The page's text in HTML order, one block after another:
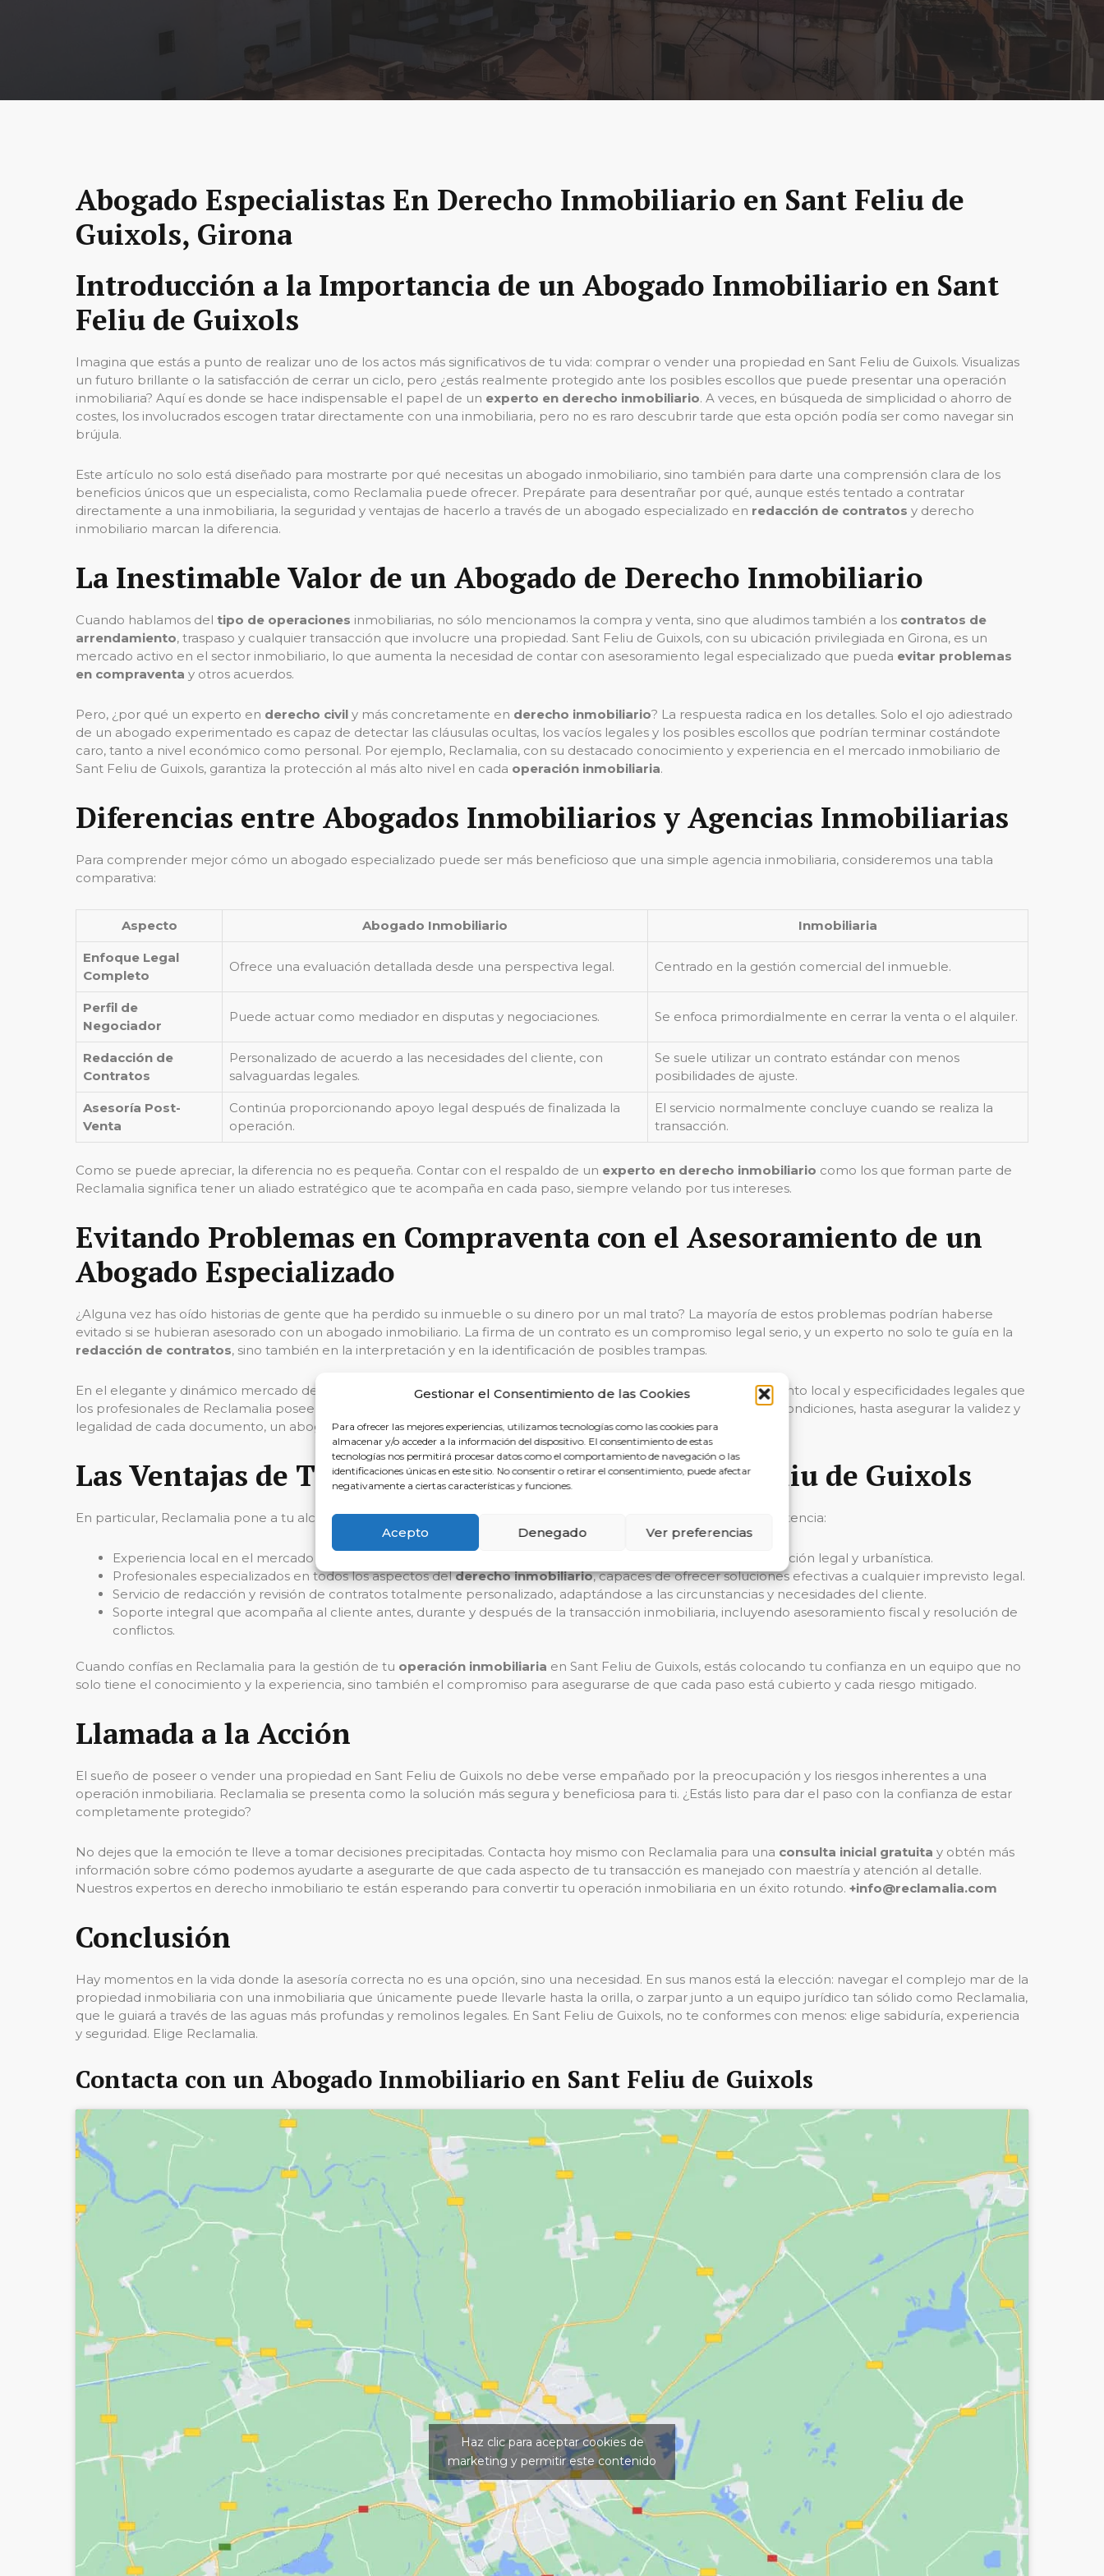
Gestionar el Consentimiento de las Cookies
Para ofrecer las mejores experiencias, utilizamos tecnologías como las cookies para
almacenar y/o acceder a la información del dispositivo. El consentimiento de estas
tecnologías nos permitirá procesar datos como el comportamiento de navegación o las
identificaciones únicas en este sitio. No consentir o retirar el consentimiento, puede afectar
negativamente a ciertas características y funciones.
Acepto Denegado Ver preferencias
Abogado Especialistas En Derecho Inmobiliario en Sant Feliu de
Guixols, Girona
Introducción a la Importancia de un Abogado Inmobiliario en Sant
Feliu de Guixols
Imagina que estás a punto de realizar uno de los actos más significativos de tu vida: comprar o vender una propiedad en Sant Feliu de Guixols. Visualizas
un futuro brillante o la satisfacción de cerrar un ciclo, pero ¿estás realmente protegido ante los posibles escollos que puede presentar una operación
inmobiliaria? Aquí es donde se hace indispensable el papel de un experto en derecho inmobiliario. A veces, en búsqueda de simplicidad o ahorro de
costes, los involucrados escogen tratar directamente con una inmobiliaria, pero no es raro descubrir tarde que esta opción podía ser como navegar sin
brújula.
Este artículo no solo está diseñado para mostrarte por qué necesitas un abogado inmobiliario, sino también para darte una comprensión clara de los
beneficios únicos que un especialista, como Reclamalia puede ofrecer. Prepárate para desentrañar por qué, aunque estés tentado a contratar
directamente a una inmobiliaria, la seguridad y ventajas de hacerlo a través de un abogado especializado en redacción de contratos y derecho
inmobiliario marcan la diferencia.
La Inestimable Valor de un Abogado de Derecho Inmobiliario
Cuando hablamos del tipo de operaciones inmobiliarias, no sólo mencionamos la compra y venta, sino que aludimos también a los contratos de
arrendamiento, traspaso y cualquier transacción que involucre una propiedad. Sant Feliu de Guixols, con su ubicación privilegiada en Girona, es un
mercado activo en el sector inmobiliario, lo que aumenta la necesidad de contar con asesoramiento legal especializado que pueda evitar problemas
en compraventa y otros acuerdos.
Pero, ¿por qué un experto en derecho civil y más concretamente en derecho inmobiliario? La respuesta radica en los detalles. Solo el ojo adiestrado
de un abogado experimentado es capaz de detectar las cláusulas ocultas, los vacíos legales y los posibles escollos que podrían terminar costándote
caro, tanto a nivel económico como personal. Por ejemplo, Reclamalia, con su destacado conocimiento y experiencia en el mercado inmobiliario de
Sant Feliu de Guixols, garantiza la protección al más alto nivel en cada operación inmobiliaria.
Diferencias entre Abogados Inmobiliarios y Agencias Inmobiliarias
Para comprender mejor cómo un abogado especializado puede ser más beneficioso que una simple agencia inmobiliaria, consideremos una tabla
comparativa:
Aspecto Abogado Inmobiliario Inmobiliaria
Enfoque Legal
Completo
Ofrece una evaluación detallada desde una perspectiva legal. Centrado en la gestión comercial del inmueble.
Perfil de
Negociador
Puede actuar como mediador en disputas y negociaciones. Se enfoca primordialmente en cerrar la venta o el alquiler.
Redacción de
Contratos
Personalizado de acuerdo a las necesidades del cliente, con
salvaguardas legales.
Se suele utilizar un contrato estándar con menos
posibilidades de ajuste.
Asesoría Post-
Venta
Continúa proporcionando apoyo legal después de finalizada la
operación.
El servicio normalmente concluye cuando se realiza la
transacción.
Como se puede apreciar, la diferencia no es pequeña. Contar con el respaldo de un experto en derecho inmobiliario como los que forman parte de
Reclamalia significa tener un aliado estratégico que te acompaña en cada paso, siempre velando por tus intereses.
Evitando Problemas en Compraventa con el Asesoramiento de un
Abogado Especializado
¿Alguna vez has oído historias de gente que ha perdido su inmueble o su dinero por un mal trato? La mayoría de estos problemas podrían haberse
evitado si se hubieran asesorado con un abogado inmobiliario. La firma de un contrato es un compromiso legal serio, y un experto no solo te guía en la
redacción de contratos, sino también en la interpretación y en la identificación de posibles trampas.
En el elegante y dinámico mercado de Sant Feliu de Guixols, las operaciones inmobiliarias requieren un conocimiento local y especificidades legales que
los profesionales de Reclamalia poseen. Desde la evaluación de la propiedad, pasando por la negociación de las condiciones, hasta asegurar la validez y
legalidad de cada documento, un abogado de Reclamalia es tu bastión contra cualquier posible contingencia.
Las Ventajas de Trabajar con Reclamalia en Sant Feliu de Guixols
En particular, Reclamalia pone a tu alcance un conjunto de ventajas que hacen evidente la superioridad de su asistencia:
Experiencia local en el mercado de Sant Feliu de Guixols con conocimientos específicos de su área de actuación legal y urbanística.
Profesionales especializados en todos los aspectos delderecho inmobiliario, capaces de ofrecer soluciones efectivas a cualquier imprevisto legal.
Servicio de redacción y revisión de contratos totalmente personalizado, adaptándose a las circunstancias y necesidades del cliente.
Soporte integral que acompaña al cliente antes, durante y después de la transacción inmobiliaria, incluyendo asesoramiento fiscal y resolución de
conflictos.
Cuando confías en Reclamalia para la gestión de tu operación inmobiliaria en Sant Feliu de Guixols, estás colocando tu confianza en un equipo que no
solo tiene el conocimiento y la experiencia, sino también el compromiso para asegurarse de que cada paso está cubierto y cada riesgo mitigado.
Llamada a la Acción
El sueño de poseer o vender una propiedad en Sant Feliu de Guixols no debe verse empañado por la preocupación y los riesgos inherentes a una
operación inmobiliaria. Reclamalia se presenta como la solución más segura y beneficiosa para ti. ¿Estás listo para dar el paso con la confianza de estar
completamente protegido?
No dejes que la emoción te lleve a tomar decisiones precipitadas. Contacta hoy mismo con Reclamalia para una consulta inicial gratuita y obtén más
información sobre cómo podemos ayudarte a asegurarte de que cada aspecto de tu transacción es manejado con maestría y atención al detalle.
Nuestros expertos en derecho inmobiliario te están esperando para convertir tu operación inmobiliaria en un éxito rotundo. +info@reclamalia.com
Conclusión
Hay momentos en la vida donde la asesoría correcta no es una opción, sino una necesidad. En sus manos está la elección: navegar el complejo mar de la
propiedad inmobiliaria con una inmobiliaria que únicamente puede llevarle hasta la orilla, o zarpar junto a un equipo jurídico tan sólido como Reclamalia,
que le guiará a través de las aguas más profundas y remolinos legales. En Sant Feliu de Guixols, no te conformes con menos: elige sabiduría, experiencia
y seguridad. Elige Reclamalia.
Contacta con un Abogado Inmobiliario en Sant Feliu de Guixols
Haz clic para aceptar cookies de
marketing y permitir este contenido